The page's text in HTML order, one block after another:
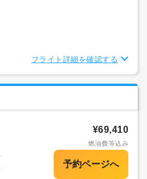
フライト詳細を確認する
¥69,410
燃油費等込み